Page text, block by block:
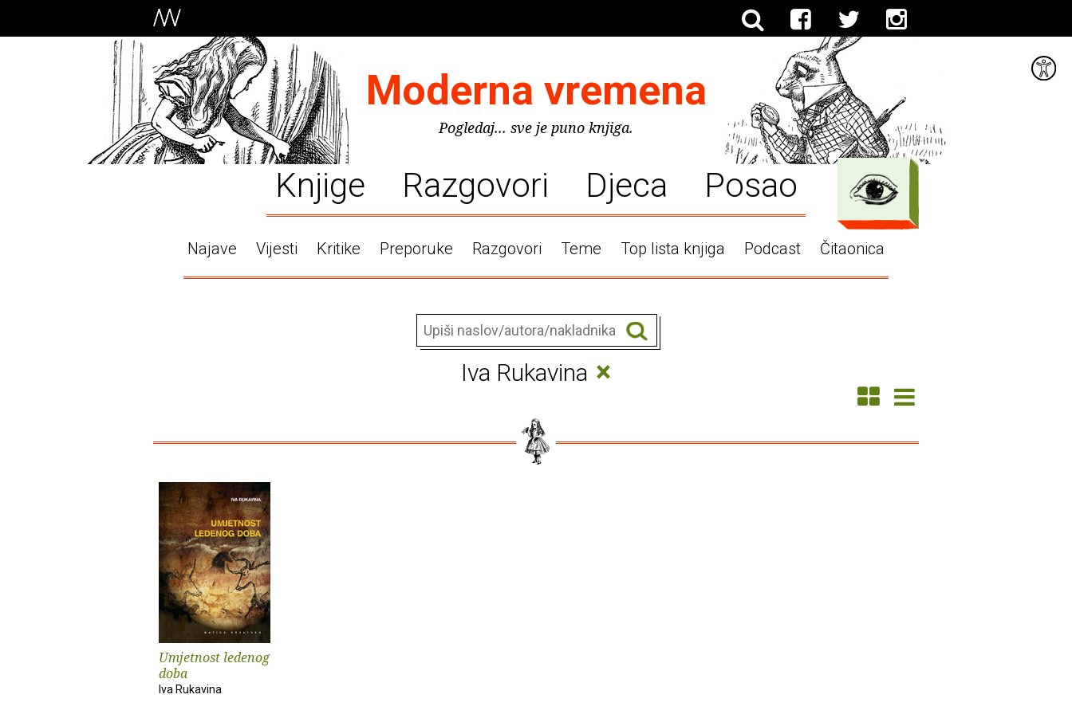
Moderna vremena
Pogledaj... sve je puno knjiga.
Knjige Razgovori Djeca Posao
Najave Vijesti Kritike Preporuke Razgovori Teme Top lista knjiga Podcast Čitaonica
Iva Rukavina ×
Umjetnost ledenog
doba
Iva Rukavina